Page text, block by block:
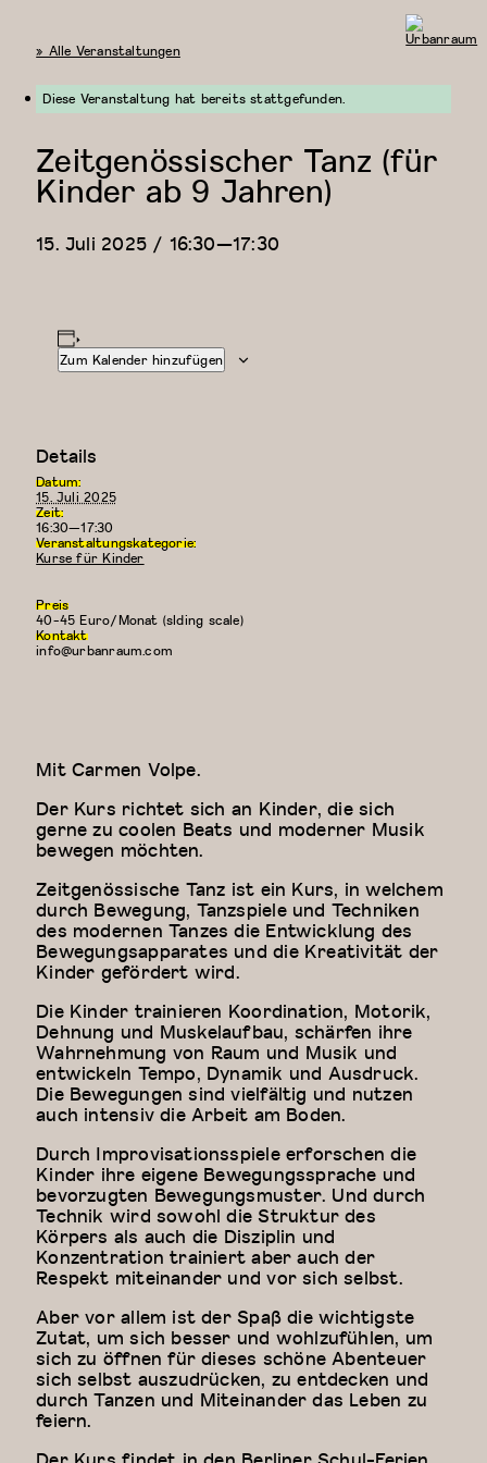
« Alle Veranstaltungen
Diese Veranstaltung hat bereits stattgefunden.
Zeitgenössischer Tanz (für
Kinder ab 9 Jahren)
15. Juli 2025 / 16:30—17:30
Mit Carmen Volpe.
Der Kurs richtet sich an Kinder, die sich
gerne zu coolen Beats und moderner Musik
bewegen möchten.
Zeitgenössische Tanz ist ein Kurs, in welchem
durch Bewegung, Tanzspiele und Techniken
des modernen Tanzes die Entwicklung des
Bewegungsapparates und die Kreativität der
Kinder gefördert wird.
Die Kinder trainieren Koordination, Motorik,
Dehnung und Muskelaufbau, schärfen ihre
Wahrnehmung von Raum und Musik und
entwickeln Tempo, Dynamik und Ausdruck.
Die Bewegungen sind vielfältig und nutzen
auch intensiv die Arbeit am Boden.
Durch Improvisationsspiele erforschen die
Kinder ihre eigene Bewegungssprache und
bevorzugten Bewegungsmuster. Und durch
Technik wird sowohl die Struktur des
Körpers als auch die Disziplin und
Konzentration trainiert aber auch der
Respekt miteinander und vor sich selbst.
Aber vor allem ist der Spaß die wichtigste
Zutat, um sich besser und wohlzufühlen, um
sich zu öffnen für dieses schöne Abenteuer
sich selbst auszudrücken, zu entdecken und
durch Tanzen und Miteinander das Leben zu
feiern.
Zum Kalender hinzufügen
Details
Datum:
15. Juli 2025
Zeit:
16:30—17:30
Veranstaltungskategorie:
Kurse für Kinder
Preis
40-45 Euro/Monat (slding scale)
Kontakt
info@urbanraum.com